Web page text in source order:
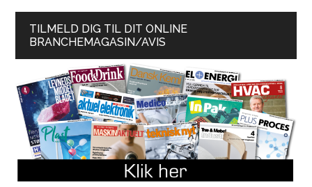
TILMELD DIG TIL DIT ONLINE
BRANCHEMAGASIN/AVIS